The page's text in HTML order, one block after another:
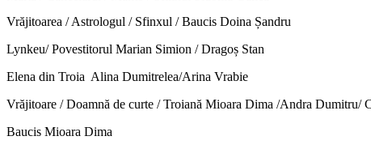
Vrăjitoarea / Astrologul / Sfinxul / Baucis Doina Șandru
Lynkeu/ Povestitorul Marian Simion / Dragoș Stan
Elena din Troia Alina Dumitrelea/Arina Vrabie
Vrăjitoare / Doamnă de curte / Troiană Mioara Dima /Andra Dumitru/
Baucis Mioara Dima